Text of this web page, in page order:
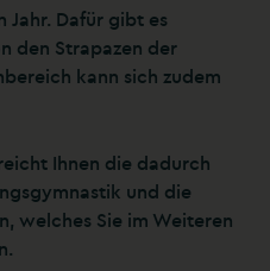
Jahr. Dafür gibt es
den Strapazen der
kann sich zudem
Ihnen die dadurch
und die
welches Sie im Weiteren